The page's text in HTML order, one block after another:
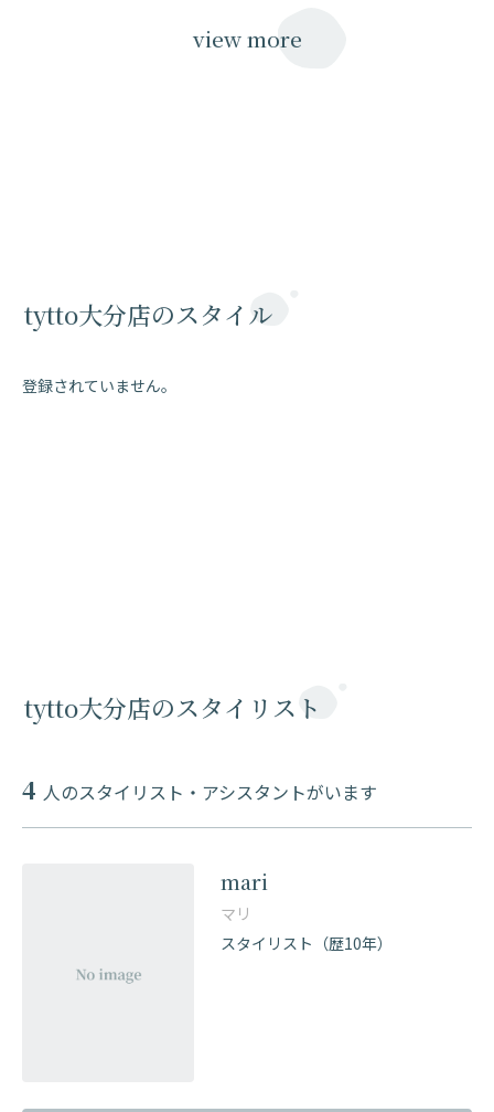
view more
tytto大分店のスタイル
登録されていません。
tytto大分店のスタイリスト
4 人のスタイリスト・アシスタントがいます
mari
マリ
スタイリスト（歴10年）